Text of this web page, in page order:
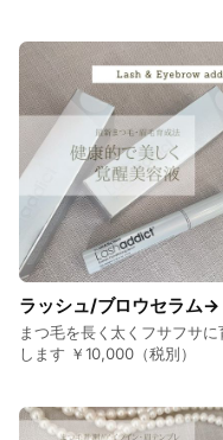
満）ボディは（脂肪層
□ 心疾患、医用電子機
ている方
□ 肝臓･腎臓に重篤な
ん等の既往歴がある方
□ ステロイド系ホル
細血管拡張を起こして
□ 授乳中、妊娠中、も
□ 生理中の方（お肌が
□ 皮膚にアレルギーの
炎症性のニキビのひどい
□ 施術部位にアトピー
のある方
ラッシュ/ブロウセラム→
まつ毛を長く太くフサフサに
します ￥10,000（税別）